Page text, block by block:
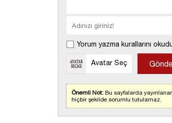
Yorum yazma kurallarını
Avatar Seç
Önemli Not: Bu sayfalarda
hiçbir şekilde sorumlu tutulamaz.